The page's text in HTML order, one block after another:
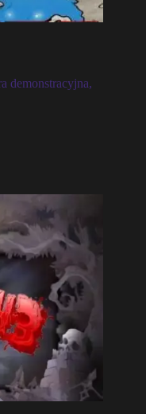
demonstracyjna,